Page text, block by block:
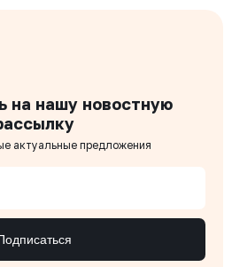
на нашу новостную
актуальные предложения